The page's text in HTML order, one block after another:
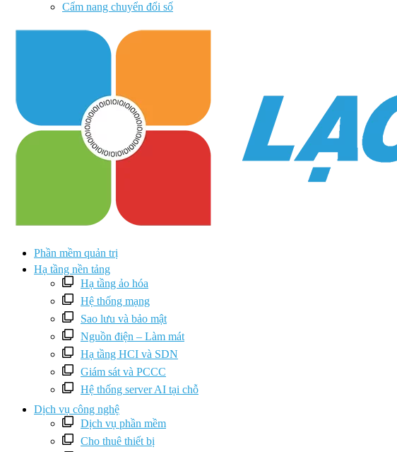
Cẩm nang chuyển đổi số
Phần mềm quản trị
Hạ tầng nền tảng
Hạ tầng ảo hóa
Hệ thống mạng
Sao lưu và bảo mật
Nguồn điện – Làm mát
Hạ tầng HCI và SDN
Giám sát và PCCC
Hệ thống server AI tại chỗ
Dịch vụ công nghệ
Dịch vụ phần mềm
Cho thuê thiết bị